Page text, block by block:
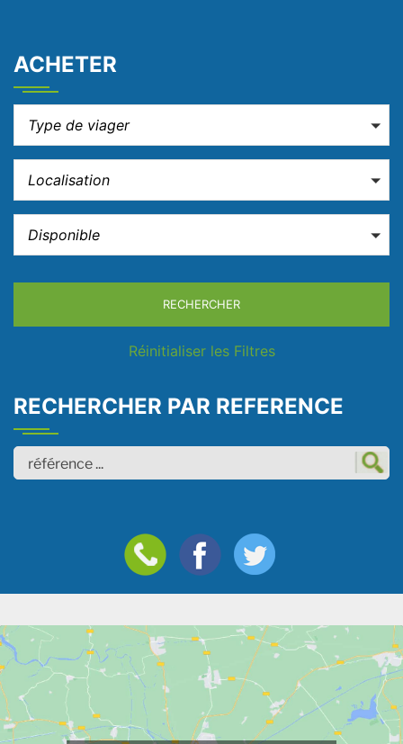
ACHETER
Type de viager
Localisation
Disponible
RECHERCHER
Réinitialiser les Filtres
RECHERCHER PAR REFERENCE